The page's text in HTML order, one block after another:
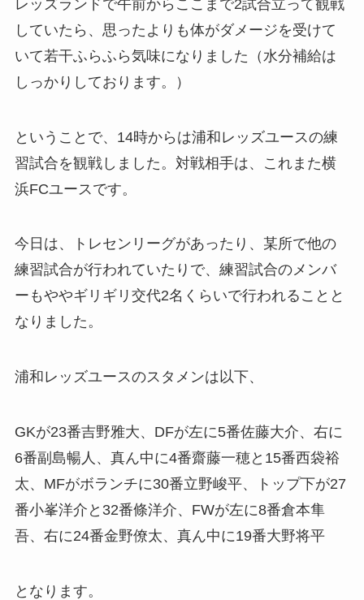
レッズランドで午前からここまで2試合立って観戦
していたら、思ったよりも体がダメージを受けて
いて若干ふらふら気味になりました（水分補給は
しっかりしております。）
ということで、14時からは浦和レッズユースの練
習試合を観戦しました。対戦相手は、これまた横
浜FCユースです。
今日は、トレセンリーグがあったり、某所で他の
練習試合が行われていたりで、練習試合のメンバ
ーもややギリギリ交代2名くらいで行われることと
なりました。
浦和レッズユースのスタメンは以下、
GKが23番吉野雅大、DFが左に5番佐藤大介、右に
6番副島暢人、真ん中に4番齋藤一穂と15番西袋裕
太、MFがボランチに30番立野峻平、トップ下が27
番小峯洋介と32番條洋介、FWが左に8番倉本隼
吾、右に24番金野僚太、真ん中に19番大野将平
となります。